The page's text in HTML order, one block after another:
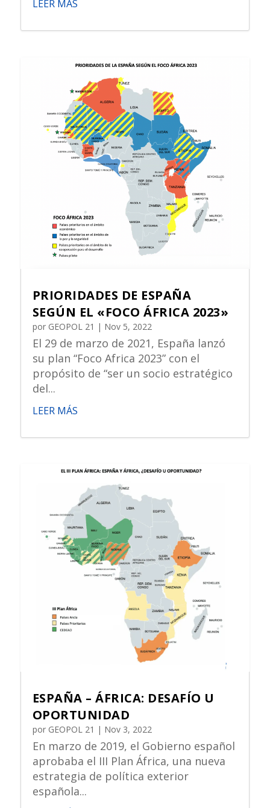
LEER MÁS
PRIORIDADES DE ESPAÑA
SEGÚN EL «FOCO ÁFRICA 2023»
por GEOPOL 21 | Nov 5, 2022
El 29 de marzo de 2021, España lanzó
su plan “Foco Africa 2023” con el
propósito de “ser un socio estratégico
del...
LEER MÁS
ESPAÑA – ÁFRICA: DESAFÍO U
OPORTUNIDAD
por GEOPOL 21 | Nov 3, 2022
En marzo de 2019, el Gobierno español
aprobaba el III Plan África, una nueva
estrategia de política exterior
española...